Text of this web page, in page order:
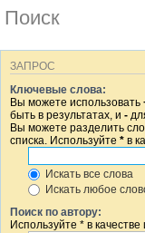
Поиск
ЗАПРОС
Ключевые слова:
Вы можете использовать
быть в результатах, и -
Вы можете разделить
списка. Используйте * в
Искать все слова
Искать любое
Поиск по автору:
Используйте * в